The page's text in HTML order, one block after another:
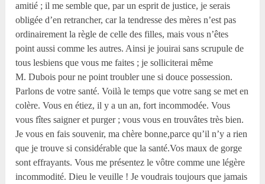
amitié ; il me semble que, par un esprit de justice, je serais
obligée d’en retrancher, car la tendresse des mères n’est pas
ordinairement la règle de celle des filles, mais vous n’êtes
point aussi comme les autres. Ainsi je jouirai sans scrupule de
tous lesbiens que vous me faites ; je solliciterai même
M. Dubois pour ne point troubler une si douce possession.
Parlons de votre santé. Voilà le temps que votre sang se met en
colère. Vous en étiez, il y a un an, fort incommodée. Vous
vous fîtes saigner et purger ; vous vous en trouvâtes très bien.
Je vous en fais souvenir, ma chère bonne,parce qu’il n’y a rien
que je trouve si considérable que la santé.Vos maux de gorge
sont effrayants. Vous me présentez le vôtre comme une légère
incommodité. Dieu le veuille ! Je voudrais toujours que jamais